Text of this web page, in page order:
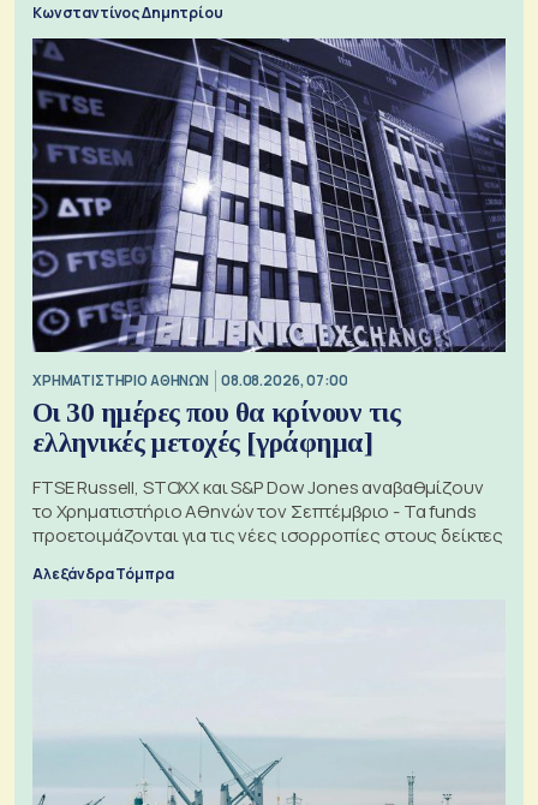
Κωνσταντίνος Δημητρίου
XΡΗΜΑΤΙΣΤΗΡΙΟ ΑΘΗΝΩΝ 08.08.2026, 07:00
Οι 30 ημέρες που θα κρίνουν τις
ελληνικές μετοχές [γράφημα]
FTSE Russell, STOXX και S&P Dow Jones αναβαθμίζουν
το Χρηματιστήριο Αθηνών τον Σεπτέμβριο - Τα funds
προετοιμάζονται για τις νέες ισορροπίες στους δείκτες
Αλεξάνδρα Τόμπρα